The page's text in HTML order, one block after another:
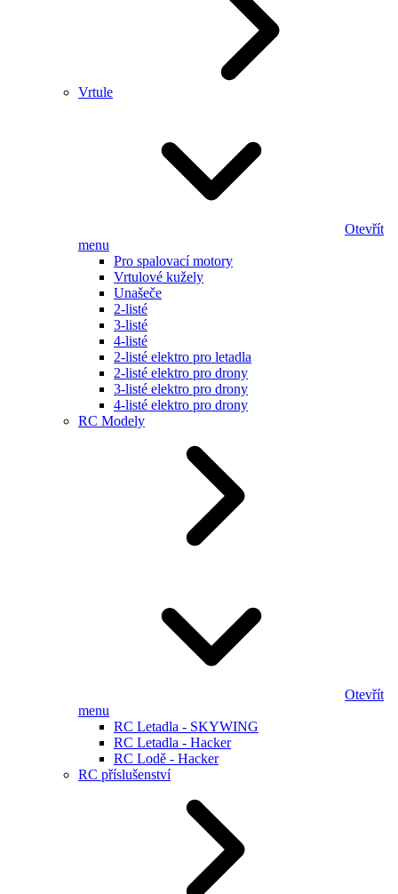
Vrtule
Otevřít
menu
Pro spalovací motory
Vrtulové kužely
Unašeče
2-listé
3-listé
4-listé
2-listé elektro pro letadla
2-listé elektro pro drony
3-listé elektro pro drony
4-listé elektro pro drony
RC Modely
Otevřít
menu
RC Letadla - SKYWING
RC Letadla - Hacker
RC Lodě - Hacker
RC příslušenství